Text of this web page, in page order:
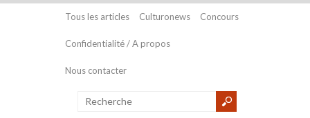
Tous les articles Culturonews Concours
Confidentialité / A propos
Nous contacter